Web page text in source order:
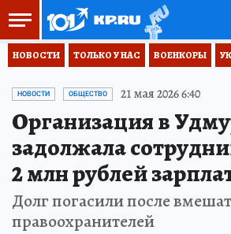
НОВОСТИ ТОЛЬКО У НАС ВОЕНКОРЫ
НОВОСТИ ОБЩЕСТВО 21 мая 2026 6:40
Организация в
задолжала
2 млн рублей
Долг погасили после
правоохранителей